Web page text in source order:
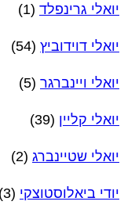
יואלי גרינפלד (1)
יואלי דוידוביץ (54)
יואלי ויינברגר (5)
יואלי קליין (39)
יואלי שטיינברג (2)
יודי ביאלוסטוצקי (3)